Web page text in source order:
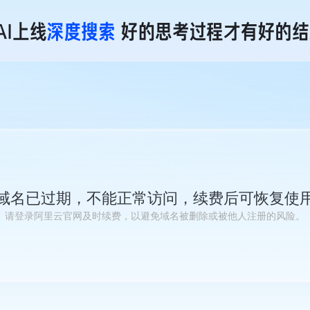
名已过期，不能正常访问，续费后可恢复使
请登录阿里云官网及时续费，以避免域名被删除或被他人注册的风险。